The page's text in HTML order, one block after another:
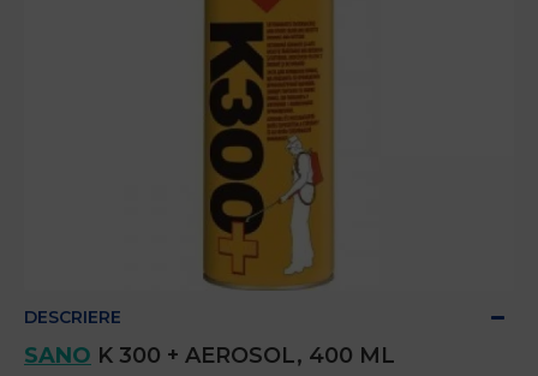
DESCRIERE
SANO K 300 + AEROSOL, 400 ML